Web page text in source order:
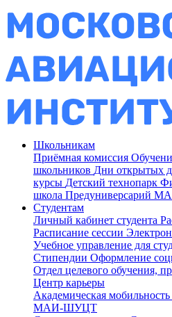
Школьникам
Приёмная комиссия
школьников Дни открытых
курсы Детский технопарк
школа Предуниверсарий
Студентам
Личный кабинет студента
Расписание сессии
Учебное управление для
Стипендии Оформление
Отдел целевого обучения,
Центр карьеры
Академическая мобильность
МАИ-ШУЦТ